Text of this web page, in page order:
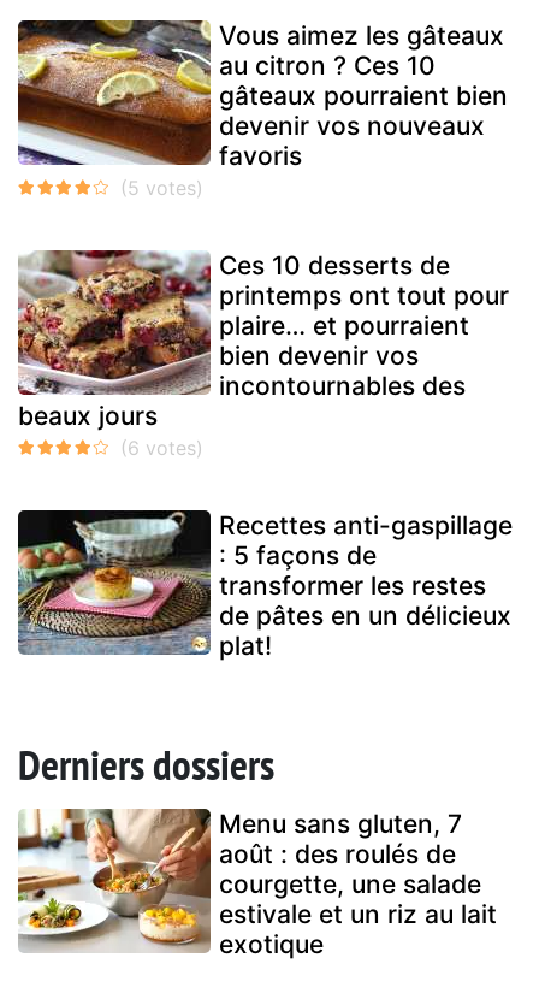
Vous aimez les gâteaux
au citron ? Ces 10
gâteaux pourraient bien
devenir vos nouveaux
favoris
Ces 10 desserts de
printemps ont tout pour
plaire… et pourraient
bien devenir vos
incontournables des
beaux jours
Recettes anti-gaspillage
: 5 façons de
transformer les restes
de pâtes en un délicieux
plat!
Derniers dossiers
Menu sans gluten, 7
août : des roulés de
courgette, une salade
estivale et un riz au lait
exotique